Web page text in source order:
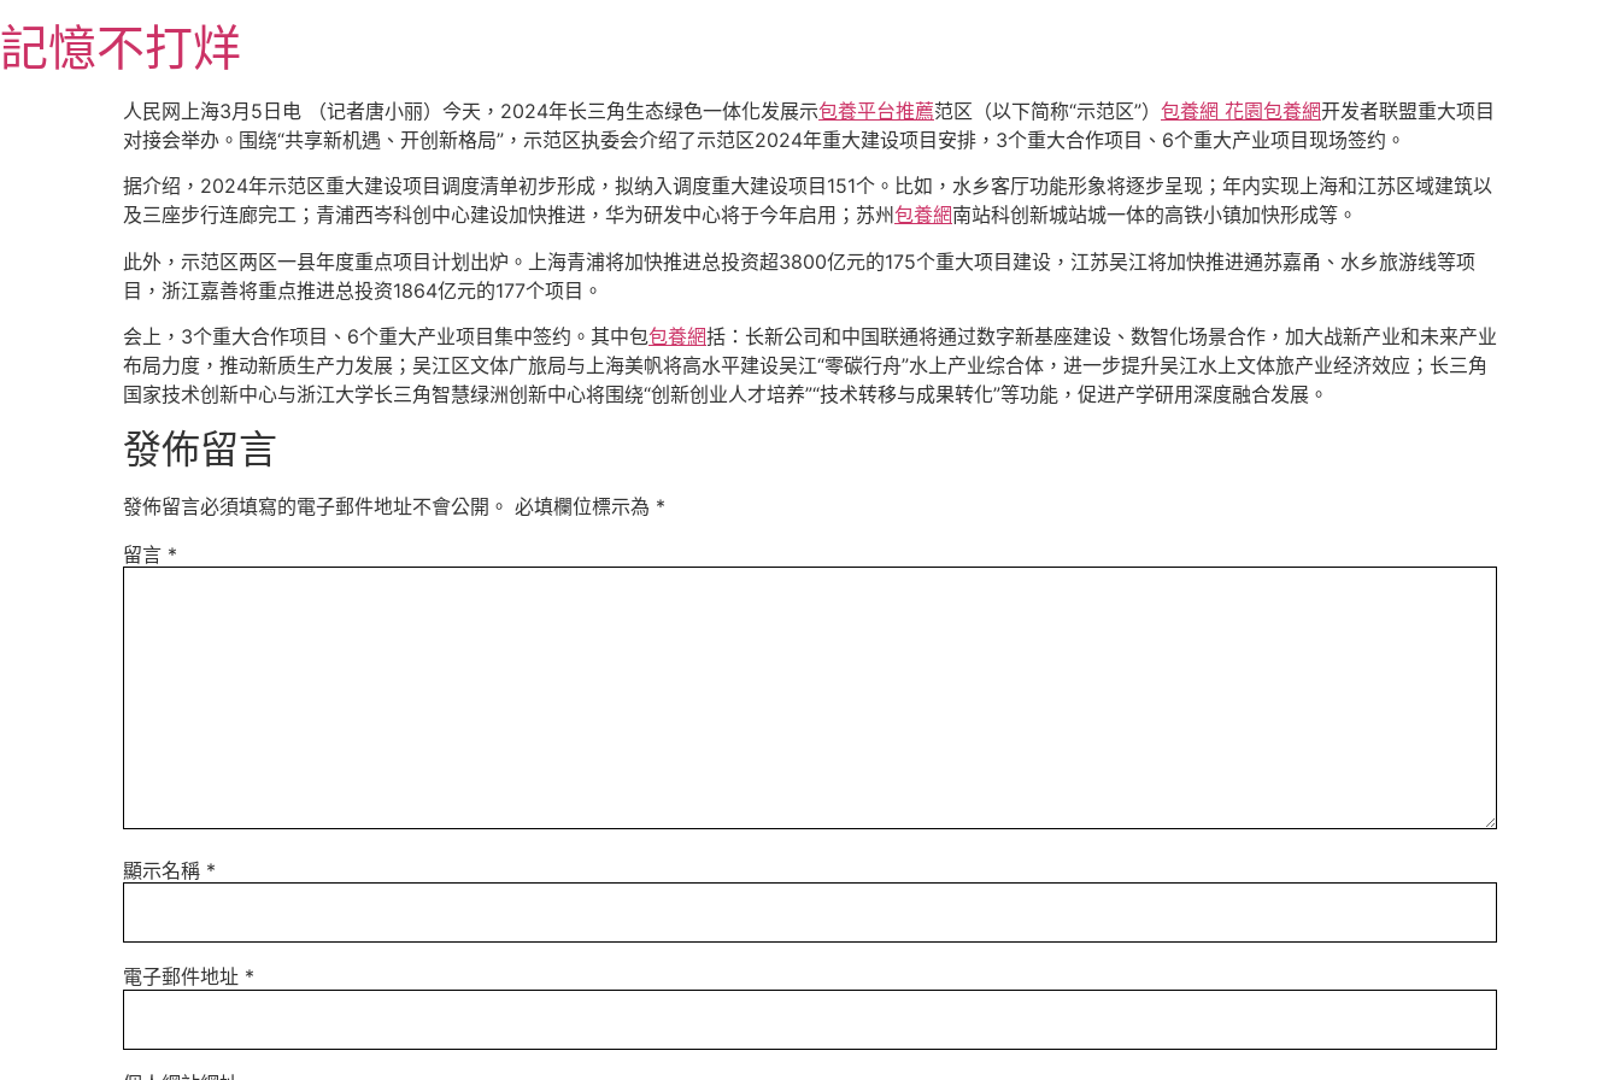
至
主
記憶不打烊
人民网上海3月5日电 （记者唐小丽）今天，2024年长三角生态绿色一体化发展示包養平台推薦范区（以下简称“示范区”） 包養網 花園包養網开发者联盟重大项目
对接会举办。围绕“共享新机遇、开创新格局”，示范区执委会介绍了示范区2024年重大建设项目安排，3个重大合作项目、6个重大产业项目现场签约。
据介绍，2024年示范区重大建设项目调度清单初步形成，拟纳入调度重大建设项目151个。比如，水乡客厅功能形象将逐步呈现；年内实现上海和江苏区域建筑以
及三座步行连廊完工；青浦西岑科创中心建设加快推进，华为研发中心将于今年启用；苏州包養網南站科创新城站城一体的高铁小镇加快形成等。
此外，示范区两区一县年度重点项目计划出炉。上海青浦将加快推进总投资超3800亿元的175个重大项目建设，江苏吴江将加快推进通苏嘉甬、水乡旅游线等项
目，浙江嘉善将重点推进总投资1864亿元的177个项目。
会上，3个重大合作项目、6个重大产业项目集中签约。其中包包養網括：长新公司和中国联通将通过数字新基座建设、数智化场景合作，加大战新产业和未来产业
布局力度，推动新质生产力发展；吴江区文体广旅局与上海美帆将高水平建设吴江“零碳行舟”水上产业综合体，进一步提升吴江水上文体旅产业经济效应；长三角
国家技术创新中心与浙江大学长三角智慧绿洲创新中心将围绕“创新创业人才培养”“技术转移与成果转化”等功能，促进产学研用深度融合发展。
發佈留言
發佈留言必須填寫的電子郵件地址不會公開。 必填欄位標示為 *
留言 *
顯示名稱 *
電子郵件地址 *